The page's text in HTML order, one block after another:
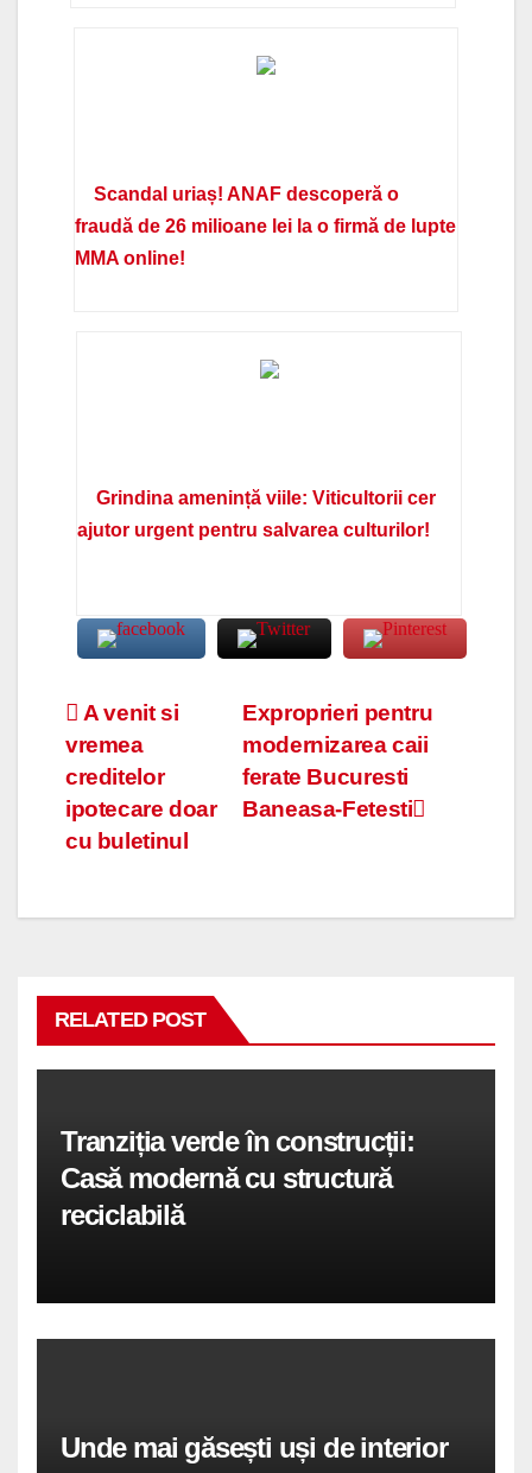
Scandal uriaș! ANAF descoperă o
fraudă de 26 milioane lei la o firmă de lupte
MMA online!
Grindina amenință viile: Viticultorii cer
ajutor urgent pentru salvarea culturilor!
Navigare
în
articole
Exproprieri pentru
modernizarea caii
ferate Bucuresti
Baneasa-Fetesti
A venit si
vremea
creditelor
ipotecare doar
cu buletinul
RELATED POST
Tranziția verde în construcții:
Casă modernă cu structură
reciclabilă
Unde mai găsești uși de interior